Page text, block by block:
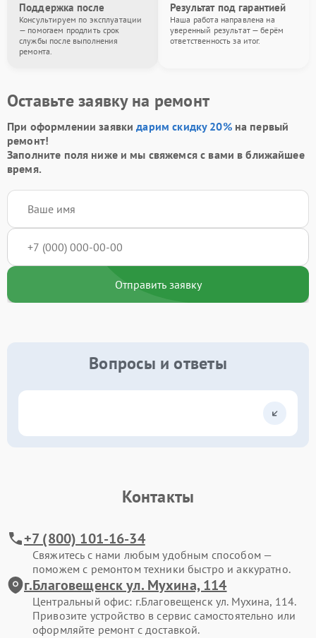
Поддержка после
Консультируем по эксплуатации
— помогаем продлить срок
службы после выполнения
ремонта.
Результат под гарантией
Наша работа направлена на
уверенный результат — берём
ответственность за итог.
Оставьте заявку на ремонт
При оформлении заявкидарим скидку 20%на первый
ремонт!
Заполните поля ниже и мы свяжемся с вами в ближайшее
время.
Отправить заявку
Вопросы и ответы
Контакты
+7 (800) 101-16-34
Свяжитесь с нами любым удобным способом —
поможем с ремонтом техники быстро и аккуратно.
г.Благовещенск ул. Мухина, 114
Центральный офис: г.Благовещенск ул. Мухина, 114.
Привозите устройство в сервис самостоятельно или
оформляйте ремонт с доставкой.